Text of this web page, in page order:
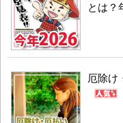
とは？
厄除け